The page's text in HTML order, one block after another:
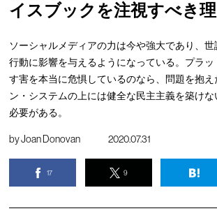
イスブックを注視すべき
ソーシャルメディアの力は今や強大であり、
行動に影響を与えるようになっている。プラ
す害を本当に危惧しているのなら、問題を抱え
ン・システムの上には健全な民主主義を築け
必要がある。
byJoan Donovan 2020.07.31
17 9